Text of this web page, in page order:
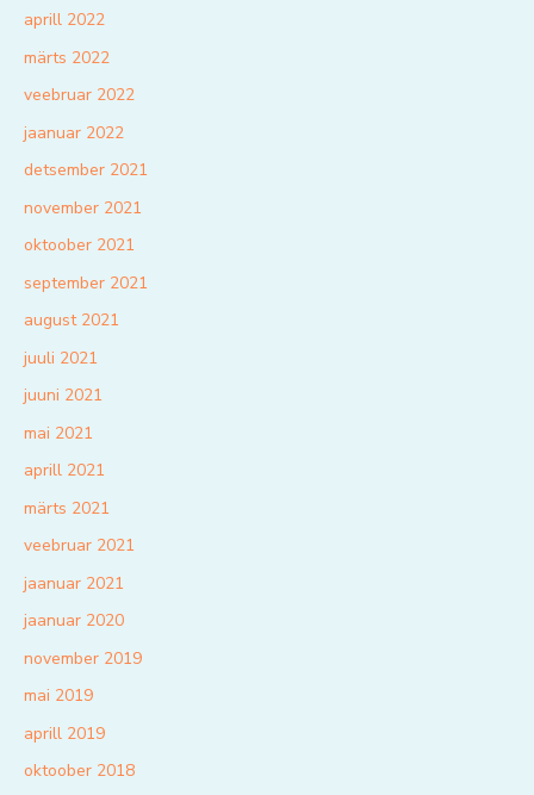
aprill 2022
märts 2022
veebruar 2022
jaanuar 2022
detsember 2021
november 2021
oktoober 2021
september 2021
august 2021
juuli 2021
juuni 2021
mai 2021
aprill 2021
märts 2021
veebruar 2021
jaanuar 2021
jaanuar 2020
november 2019
mai 2019
aprill 2019
oktoober 2018